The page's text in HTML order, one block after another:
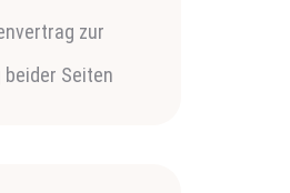
zur
Seiten